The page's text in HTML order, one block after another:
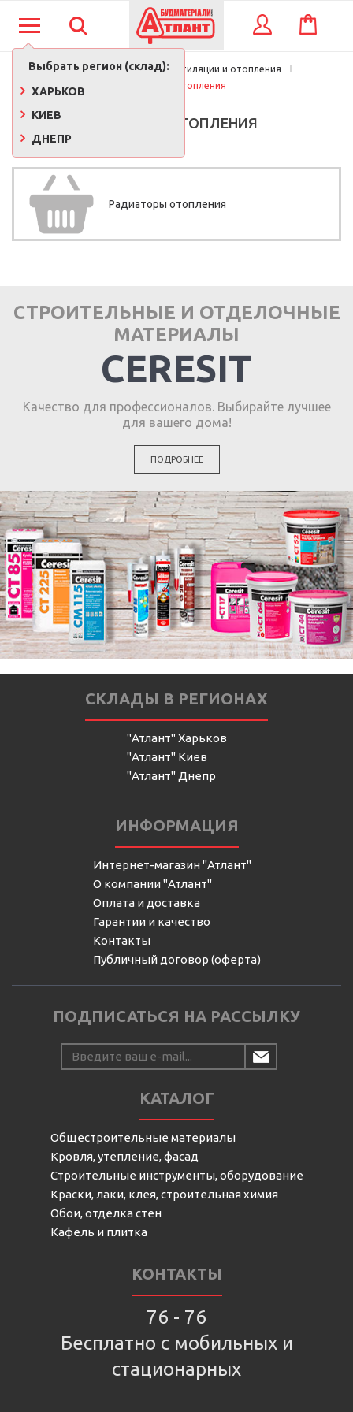
Выбрать регион (склад):
ХАРЬКОВ
КИЕВ
ДНЕПР
КОРЗИНА
Главная
Системы вентиляции и отопления
Системы отопления
СИСТЕМЫ ОТОПЛЕНИЯ
Радиаторы отопления
СТРОИТЕЛЬНЫЕ И ОТДЕЛОЧНЫЕ
МАТЕРИАЛЫ
CERESIT
Качество для профессионалов. Выбирайте лучшее
для вашего дома!
ПОДРОБНЕЕ
СКЛАДЫ В РЕГИОНАХ
"Атлант" Харьков
"Атлант" Киев
"Атлант" Днепр
ИНФОРМАЦИЯ
Интернет-магазин "Атлант"
О компании "Атлант"
Оплата и доставка
Гарантии и качество
Контакты
Публичный договор (оферта)
ПОДПИСАТЬСЯ НА РАССЫЛКУ
КАТАЛОГ
Общестроительные материалы
Кровля, утепление, фасад
Строительные инструменты, оборудование
Краски, лаки, клея, строительная химия
Обои, отделка стен
Кафель и плитка
КОНТАКТЫ
76 - 76
Бесплатно с мобильных и
стационарных